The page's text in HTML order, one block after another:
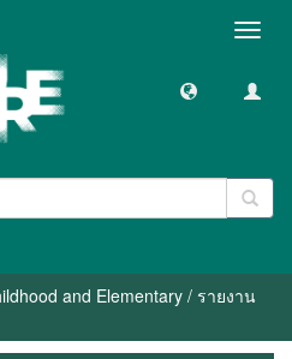
and Elementary / รายงาน